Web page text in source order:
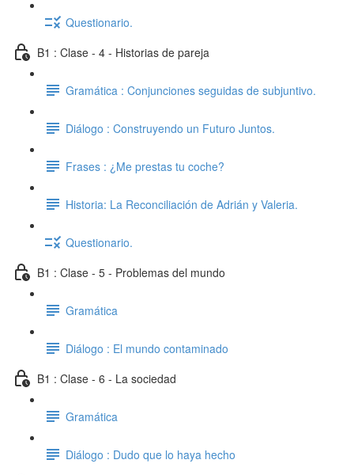
Questionario.
B1 : Clase - 4 - Historias de pareja
Gramática : Conjunciones seguidas de subjuntivo.
Diálogo : Construyendo un Futuro Juntos.
Frases : ¿Me prestas tu coche?
Historia: La Reconciliación de Adrián y Valeria.
Questionario.
B1 : Clase - 5 - Problemas del mundo
Gramática
Diálogo : El mundo contaminado
B1 : Clase - 6 - La sociedad
Gramática
Diálogo : Dudo que lo haya hecho